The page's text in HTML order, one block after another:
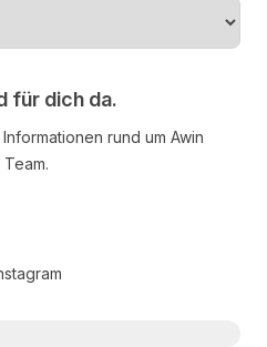
für dich da.
rund um Awin